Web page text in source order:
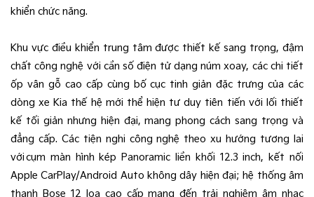
khiển chức năng.
Khu vực điều khiển trung tâm được thiết kế sang trọng, đậm
chất công nghệ với cần số điện tử dạng núm xoay, các chi tiết
ốp vân gỗ cao cấp cùng bố cục tinh giản đặc trưng của các
dòng xe Kia thế hệ mới thể hiện tư duy tiên tiến với lối thiết
kế tối giản nhưng hiện đại, mang phong cách sang trọng và
đẳng cấp. Các tiện nghi công nghệ theo xu hướng tương lai
với cụm màn hình kép Panoramic liền khối 12.3 inch, kết nối
Apple CarPlay/Android Auto không dây hiện đại; hệ thống âm
thanh Bose 12 loa cao cấp mang đến trải nghiệm âm nhạc